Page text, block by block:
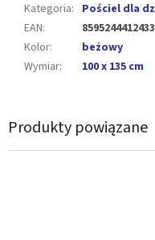
Produkty powiązane
Kategoria: Pościel dla
EAN:
8595244412433
Kolor:
beżowy
Wymiar: 100 x 135 cm